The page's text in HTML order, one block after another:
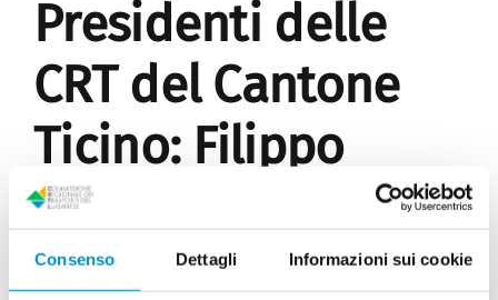
Consenso Dettagli Informazioni sui cookie
Presidenti delle
CRT del Cantone
Ticino: Filippo
Lombardi nuovo
presidente e